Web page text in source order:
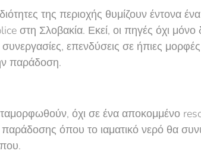
της περιοχής θυμίζουν έντονα
στη Σλοβακία. Εκεί, οι πηγές όχι μόνο
επενδύσεις σε ήπιες
παράδοση.
όχι σε ένα αποκομμένο
παράδοσης όπου το ιαματικό νερό θα